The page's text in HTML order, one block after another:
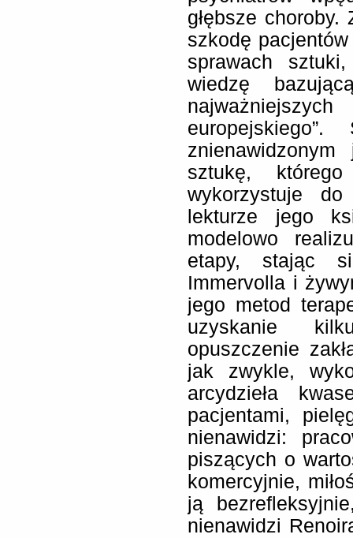
głębsze
szkodę
sprawach
wiedzę
sztukę,
wykorzystuje
lekturze jego
modelowo
etapy, stając
Immervolla i
jego metod
uzyskanie
opuszczenie
jak zwykle,
arcydzieła
pacjentami,
nienawidzi:
piszących o
komercyjnie,
ją
nienawidzi